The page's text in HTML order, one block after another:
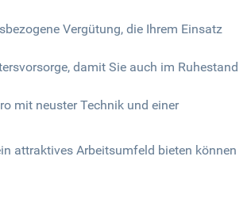
Vergütung, die Ihrem Einsatz
damit Sie auch im Ruhestand
mit neuster Technik und einer
attraktives Arbeitsumfeld bieten können